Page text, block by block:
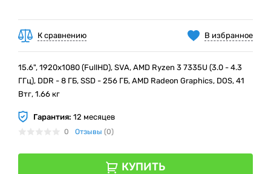
В избранное
К сравнению
15.6", 1920х1080 (FullHD), SVA, AMD Ryzen 3 7335U (3.0 - 4.3
ГГц), DDR - 8 ГБ, SSD - 256 ГБ, AMD Radeon Graphics, DOS, 41
Втг, 1.66 кг
Гарантия: 12 месяцев
0 Отзывы (0)
КУПИТЬ